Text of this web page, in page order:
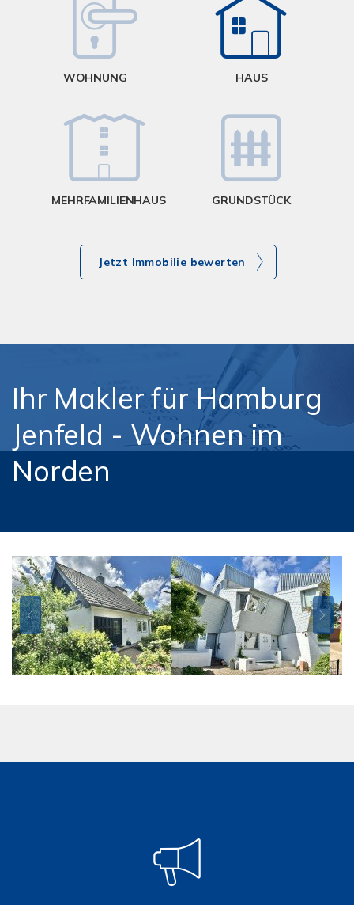
WOHNUNG HAUS
MEHRFAMILIENHAUS GRUNDSTÜCK
Jetzt Immobilie bewerten
Ihr Makler für Hamburg
Jenfeld - Wohnen im
Norden